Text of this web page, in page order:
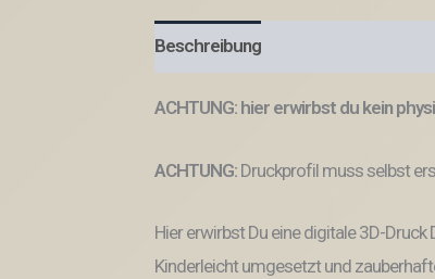
Beschreibung
ACHTUNG: hier erwirbst du kein
ACHTUNG: Druckprofil muss selbst
Hier erwirbst Du eine digitale 3D-
Kinderleicht umgesetzt und